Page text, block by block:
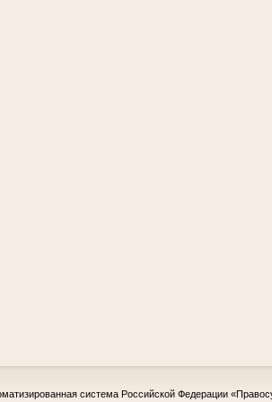
система Российской Федерации